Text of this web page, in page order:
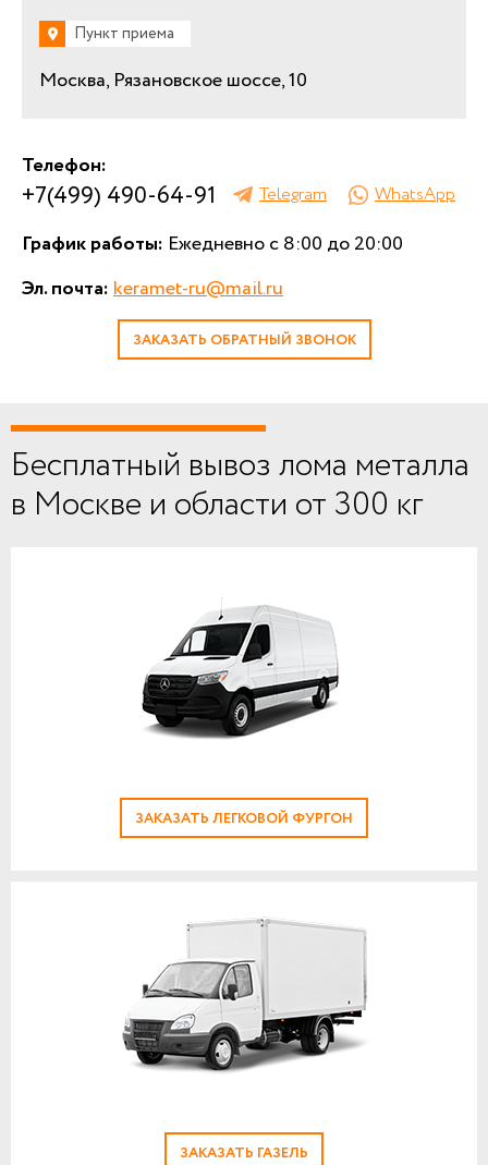
Пункт приема
Москва, Рязановское шоссе, 10
Телефон:
+7(499) 490-64-91 Telegram WhatsApp
График работы: Ежедневно с 8:00 до 20:00
Эл. почта:keramet-ru@mail.ru
ЗАКАЗАТЬ ОБРАТНЫЙ ЗВОНОК
Бесплатный вывоз лома металла
в Москве и области от 300 кг
ЗАКАЗАТЬ ЛЕГКОВОЙ ФУРГОН
ЗАКАЗАТЬ ГАЗЕЛЬ